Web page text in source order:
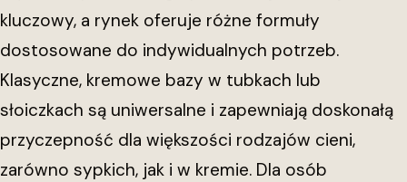
kluczowy, a rynek oferuje różne formuły
dostosowane do indywidualnych potrzeb.
Klasyczne, kremowe bazy w tubkach lub
słoiczkach są uniwersalne i zapewniają doskonałą
przyczepność dla większości rodzajów cieni,
zarówno sypkich, jak i w kremie. Dla osób